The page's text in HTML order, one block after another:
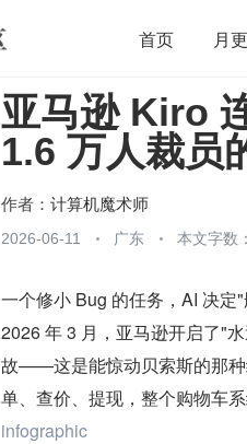
首页 月
开源 架构
团队管理 程序员
亚马逊 Kiro
1.6 万人裁员
作者： 计算机魔术师
2026-06-11 广东 本文字数
一个修小 Bug 的任务，AI 决定
2026 年 3 月，亚马逊开启了"
故——这是能惊动贝索斯的那种
单、查价、提现，整个购物车系
infographic